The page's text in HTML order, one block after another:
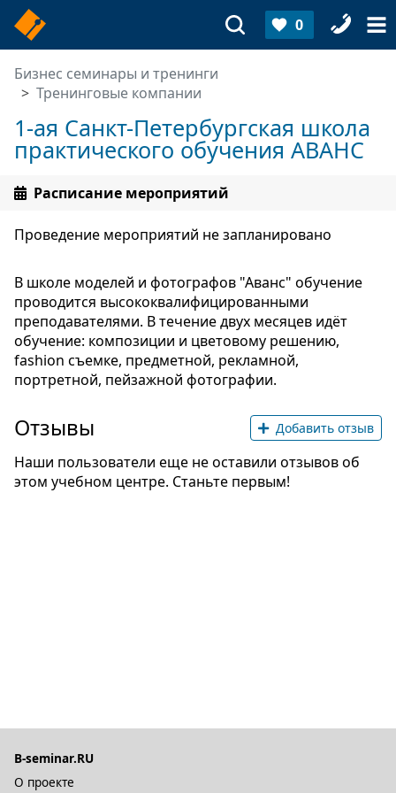
0
Бизнес семинары и тренинги
Тренинговые компании
1-ая Санкт-Петербургская школа
практического обучения АВАНС
Расписание мероприятий
Проведение мероприятий не запланировано
В школе моделей и фотографов "Аванс" обучение
проводится высококвалифицированными
преподавателями. В течение двух месяцев идёт
обучение: композиции и цветовому решению,
fashion съемке, предметной, рекламной,
портретной, пейзажной фотографии.
Отзывы Добавить отзыв
Наши пользователи еще не оставили отзывов об
этом учебном центре. Станьте первым!
B-seminar.RU
О проекте